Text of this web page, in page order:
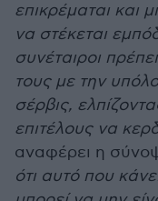
επικρέμαται και
να στέκεται
συνέταιροι
τους με την
σέρβις,
επιτέλους να
αναφέρει η
ότι αυτό που